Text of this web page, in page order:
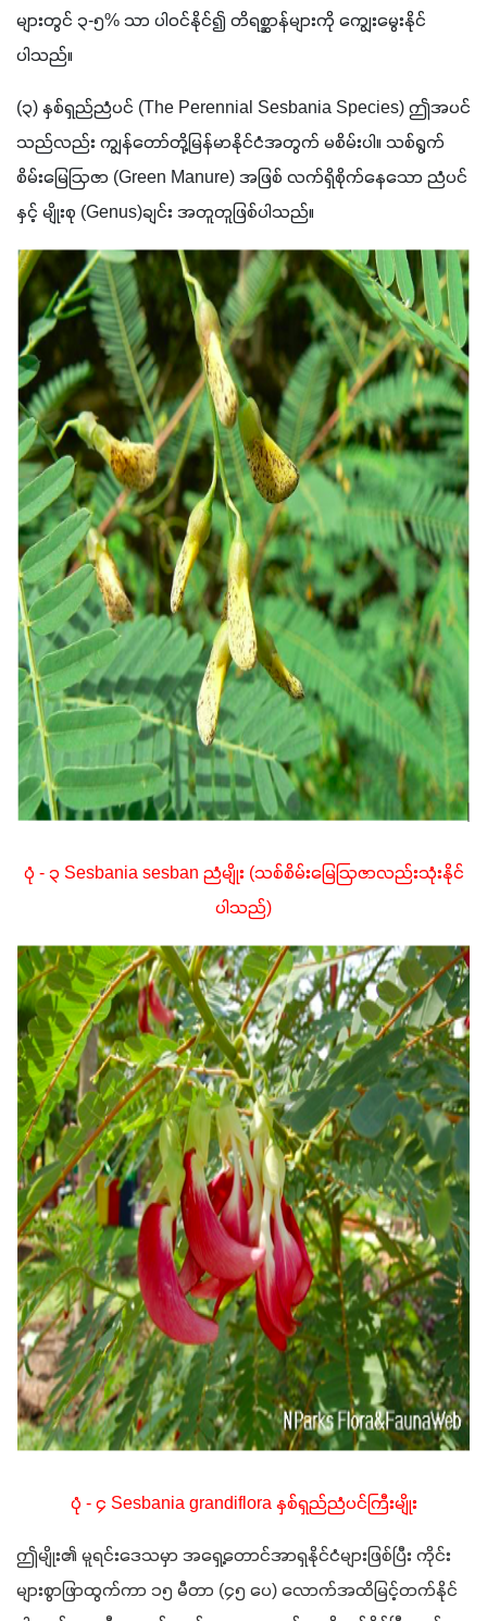
များတွင် ၃-၅% သာ ပါဝင်နိုင်၍ တိရစ္ဆာန်များကို ကျွေးမွေးနိုင်
ပါသည်။
(၃) နှစ်ရှည်ညံပင် (The Perennial Sesbania Species) ဤအပင်
သည်လည်း ကျွန်တော်တို့မြန်မာနိုင်ငံအတွက် မစိမ်းပါ။ သစ်ရွက်
စိမ်းမြေဩဇာ (Green Manure) အဖြစ် လက်ရှိစိုက်နေသော ညံပင်
နှင့် မျိုးစု (Genus)ချင်း အတူတူဖြစ်ပါသည်။
ပုံ - ၃ Sesbania sesban ညံမျိုး (သစ်စိမ်းမြေဩဇာလည်းသုံးနိုင်
ပါသည်)
ပုံ - ၄ Sesbania grandiflora နှစ်ရှည်ညံပင်ကြီးမျိုး
ဤမျိုး၏ မူရင်းဒေသမှာ အရှေ့တောင်အာရှနိုင်ငံများဖြစ်ပြီး ကိုင်း
များစွာဖြာထွက်ကာ ၁၅ မီတာ (၄၅ ပေ) လောက်အထိမြင့်တက်နိုင်